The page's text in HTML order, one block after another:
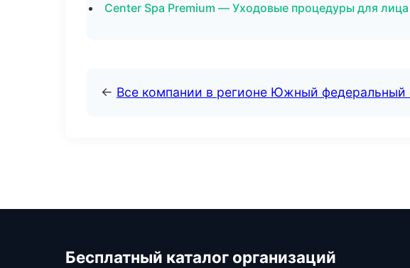
Center Spa Premium — Уходовые процедуры для
← Все компании в регионе Южный федеральный
Бесплатный каталог организаций